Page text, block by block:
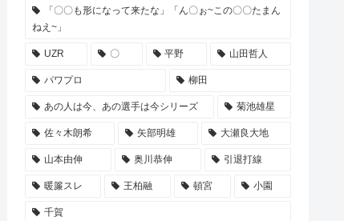
「〇〇も形になって来たな」「ん〇ぉ~この〇〇たまん
ねえ~」
UZR 〇 平野 山田哲人
パワプロ 柳田
あの人は今、あの選手は今シリーズ 菊池雄星
佐々木朗希 矢部明雄 大瀬良大地
山本由伸 奥川恭伸 引退打線
暖簾スレ 王柏融 頓宮 小園
千賀